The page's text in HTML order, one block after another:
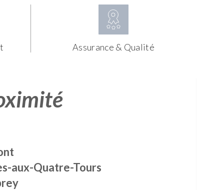
Assurance & Qualité
aux-Quatre-Tours